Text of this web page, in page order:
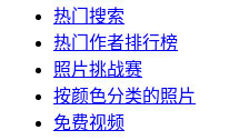
热门搜索
热门作者排行榜
照片挑战赛
按颜色分类的照片
免费视频